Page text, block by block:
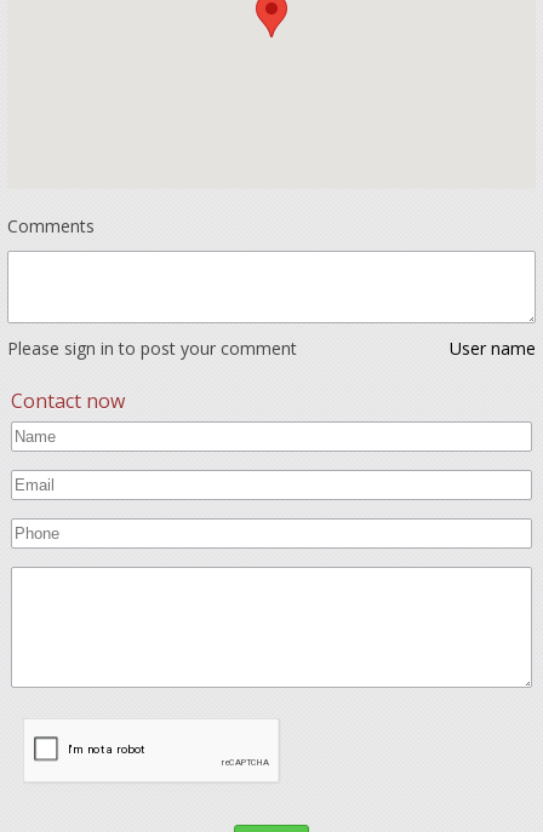
Comments
Please sign in to post your comment User name
Contact now